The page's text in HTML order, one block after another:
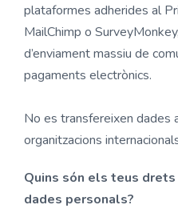
plataformes adherides al
MailChimp o
d’enviament massiu de
pagaments electrònics.
No es transfereixen dades
organitzacions
Quins són els teus
dades personals?